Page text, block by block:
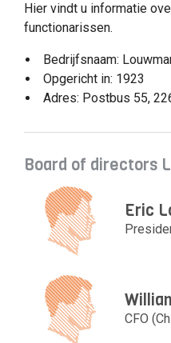
Hier vindt u informatie
functionarissen.
Bedrijfsnaam:
Opgericht in: 1923
Adres: Postbus 55,
Board of directors
Eric
CFO